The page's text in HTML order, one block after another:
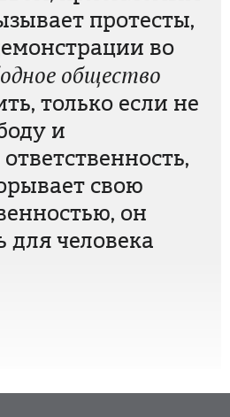
протесты,
во
общество
только если не
и
свою
он
для человека